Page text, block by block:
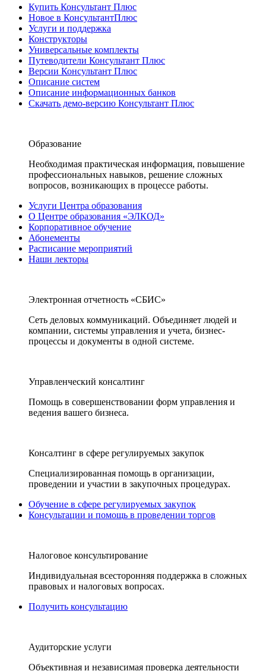
Купить Консультант Плюс
Новое в КонсультантПлюс
Услуги и поддержка
Конструкторы
Универсальные комплекты
Путеводители Консультант Плюс
Версии Консультант Плюс
Описание систем
Описание информационных банков
Скачать демо-версию Консультант Плюс
Образование
Необходимая практическая информация, повышение
профессиональных навыков, решение сложных
вопросов, возникающих в процессе работы.
Услуги Центра образования
О Центре образования «ЭЛКОД»
Корпоративное обучение
Абонементы
Расписание мероприятий
Наши лекторы
Электронная отчетность «СБИС»
Сеть деловых коммуникаций. Объединяет людей и
компании, системы управления и учета, бизнес-
процессы и документы в одной системе.
Управленческий консалтинг
Помощь в совершенствовании форм управления и
ведения вашего бизнеса.
Консалтинг в сфере регулируемых закупок
Специализированная помощь в организации,
проведении и участии в закупочных процедурах.
Обучение в сфере регулируемых закупок
Консультации и помощь в проведении торгов
Налоговое консультирование
Индивидуальная всесторонняя поддержка в сложных
правовых и налоговых вопросах.
Получить консультацию
Аудиторские услуги
Объективная и независимая проверка деятельности